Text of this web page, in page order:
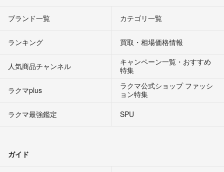
ブランド一覧 カテゴリ一覧
ランキング 買取・相場価格情報
人気商品チャンネル
キャンペーン一覧・おすすめ
特集
ラクマplus
ラクマ公式ショップ ファッシ
ョン特集
ラクマ最強鑑定
SPU
ガイド